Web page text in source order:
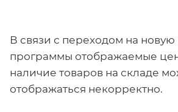
В связи с переходом на
программы отображаемые
наличие товаров на складе
отображаться некорректно.